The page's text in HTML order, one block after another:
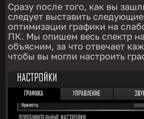
Сразу после того, как вы
следует выставить
оптимизации графики на
ПК. Мы опишем весь спектр
объясним, за что отвечает
чтобы вы могли настроить